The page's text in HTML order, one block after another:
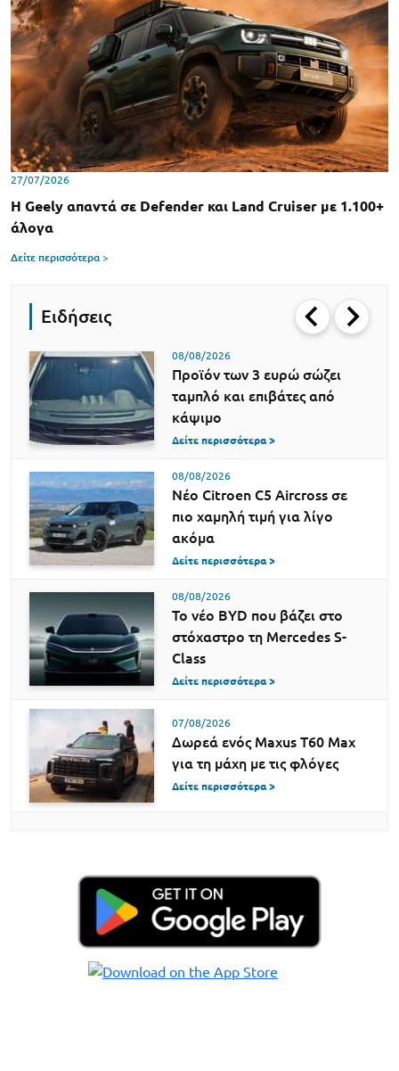
27/07/2026
Η Geely απαντά σε Defender και Land Cruiser με 1.100+
άλογα
Δείτε περισσότερα >
Ειδήσεις
08/08/2026
Προϊόν των 3 ευρώ σώζει
ταμπλό και επιβάτες από
κάψιμο
Δείτε περισσότερα >
08/08/2026
Νέο Citroen C5 Aircross σε
πιο χαμηλή τιμή για λίγο
ακόμα
Δείτε περισσότερα >
08/08/2026
Το νέο BYD που βάζει στο
στόχαστρο τη Mercedes S-
Class
Δείτε περισσότερα >
07/08/2026
Δωρεά ενός Maxus T60 Max
για τη μάχη με τις φλόγες
Δείτε περισσότερα >